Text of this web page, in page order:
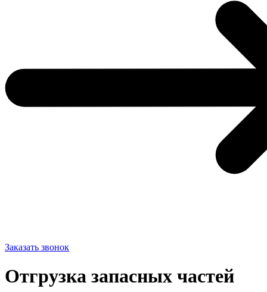
Заказать звонок
Отгрузка запасных частей